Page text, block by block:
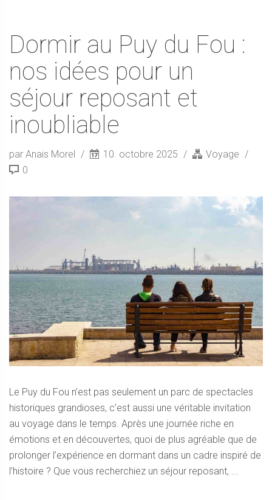
Dormir au Puy du Fou :
nos idées pour un
séjour reposant et
inoubliable
par Anais Morel 10. octobre 2025
Voyage
0
Le Puy du Fou n’est pas seulement un parc de spectacles
historiques grandioses, c’est aussi une véritable invitation
au voyage dans le temps. Après une journée riche en
émotions et en découvertes, quoi de plus agréable que de
prolonger l’expérience en dormant dans un cadre inspiré de
l’histoire ? Que vous recherchiez un séjour reposant, ...